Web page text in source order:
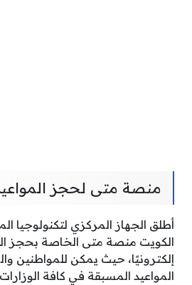
منصة متى لحجز
أطلق الجهاز المركزي لتكنولوجيا
الكويت منصة متى الخاصة بحجز
إلكترونيًا، حيث يمكن للمواطنين
المواعيد المسبقة في كافة